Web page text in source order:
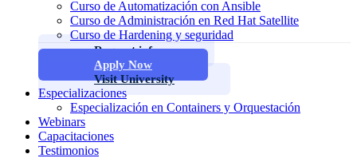
Curso de Automatización con Ansible
Curso de Administración en Red Hat Satellite
Curso de Hardening y seguridad
Request info
Apply Now
Visit University
Especializaciones
Especialización en Containers y Orquestación
Webinars
Capacitaciones
Testimonios